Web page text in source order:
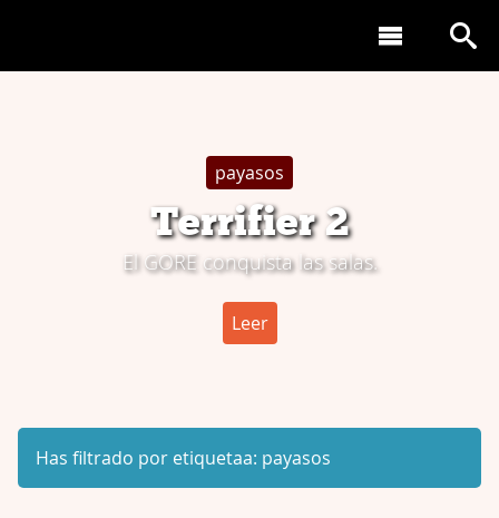
payasos
Terrifier 2
El GORE conquista las salas.
Leer
Has filtrado por etiquetaa: payasos